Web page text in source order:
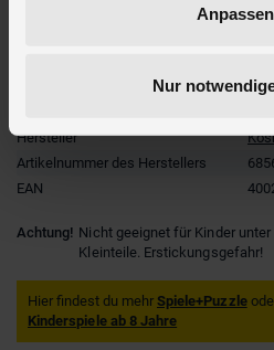
Anpassen
Nur
Hersteller
Artikelnummer des Herstellers
EAN
Achtung! Nicht geeignet für Kinder
Kleinteile. Erstickungsgefahr!
Hier findest du mehr Spiele+Puzzle
Kinderspiele ab 8 Jahre